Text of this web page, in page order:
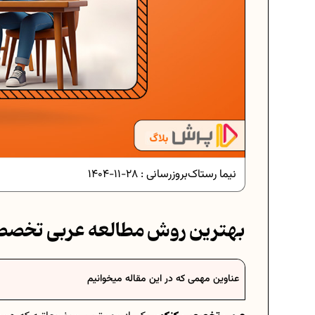
دانلود رایگان نمونه سوالات
فرمول حجم اشکال هندسی در
برنامه‌ ریزی درسی هفتم
بروزرسانی : 28-11-1404 نیما رستاک
بهترین روش مطالعه عربی
عناوین مهمی که در این مقاله میخوانیم